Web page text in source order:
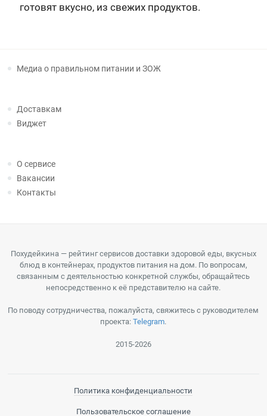
готовят вкусно, из свежих продуктов.
Медиа о правильном питании и ЗОЖ
Доставкам
Виджет
О сервисе
Вакансии
Контакты
Похудейкина — рейтинг сервисов доставки здоровой еды, вкусных
блюд в контейнерах, продуктов питания на дом. По вопросам,
связанным с деятельностью конкретной службы, обращайтесь
непосредственно к её представителю на сайте.
По поводу сотрудничества, пожалуйста, свяжитесь с руководителем
проекта:Telegram.
2015-2026
Политика конфиденциальности
Пользовательское соглашение